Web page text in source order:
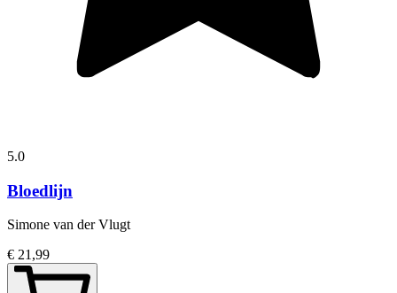
5.0
Bloedlijn
Simone van der Vlugt
€ 21,99